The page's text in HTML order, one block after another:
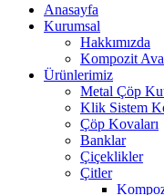
Anasayfa
Kurumsal
Hakkımızda
Kompozit
Ürünlerimiz
Metal Çöp
Klik Sistem
Çöp Kovaları
Banklar
Çiçeklikler
Çitler